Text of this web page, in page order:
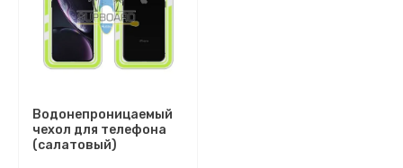
Водонепроницаемый
чехол для телефона
(салатовый)